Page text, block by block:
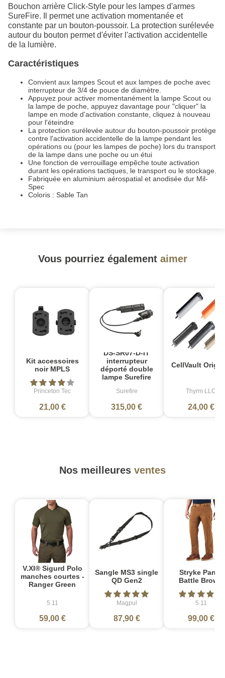
Bouchon arrière Click-Style pour les lampes d'armes
SureFire. Il permet une activation momentanée et
constante par un bouton-poussoir. La protection surélevée
autour du bouton permet d'éviter l'activation accidentelle
de la lumière.
Caractéristiques
Convient aux lampes Scout et aux lampes de poche avec
interrupteur de 3/4 de pouce de diamètre.
Appuyez pour activer momentanément la lampe Scout ou
la lampe de poche, appuyez davantage pour "cliquer" la
lampe en mode d'activation constante, cliquez à nouveau
pour l'éteindre
La protection surélevée autour du bouton-poussoir protège
contre l'activation accidentelle de la lampe pendant les
opérations ou (pour les lampes de poche) lors du transport
de la lampe dans une poche ou un étui
Une fonction de verrouillage empêche toute activation
durant les opérations tactiques, le transport ou le stockage.
Fabriquée en aluminium aérospatial et anodisée dur Mil-
Spec
Coloris : Sable Tan
Vous pourriez également aimer
Kit accessoires
noir MPLS
Princeton Tec
21,00 €
DS-SR07-D-IT
interrupteur
déporté double
lampe Surefire
Surefire
315,00 €
CellVault
Thyrm LLC
24,00 €
Nos meilleures ventes
V.XI® Sigurd Polo
manches courtes -
Ranger Green
5.11
59,00 €
Sangle MS3 single
QD Gen2
Magpul
87,90 €
Stryke Pant -
Battle Brown
5.11
99,00 €